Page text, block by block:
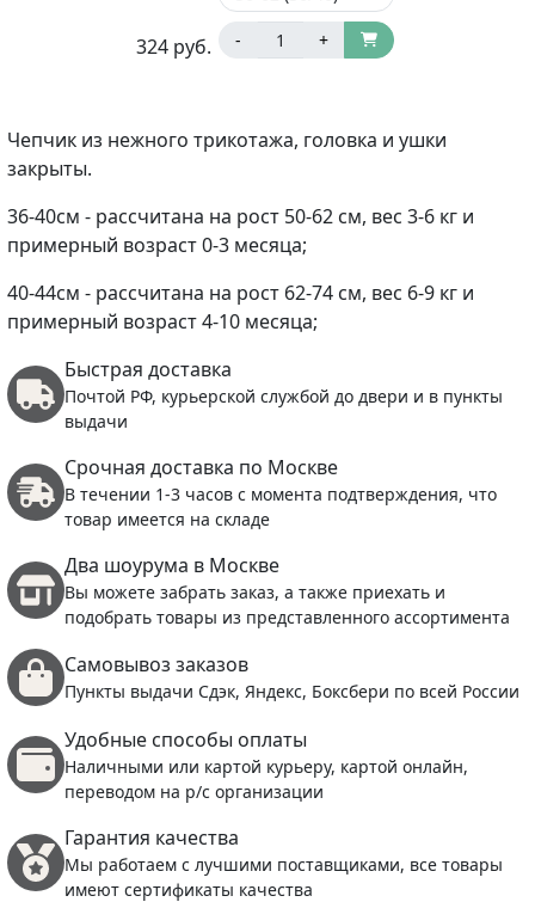
324 руб. - +
Чепчик из нежного трикотажа, головка и ушки
закрыты.
36-40см - рассчитана на рост 50-62 см, вес 3-6 кг и
примерный возраст 0-3 месяца;
40-44см - рассчитана на рост 62-74 см, вес 6-9 кг и
примерный возраст 4-10 месяца;
Быстрая доставка
Почтой РФ, курьерской службой до двери и в пункты
выдачи
Срочная доставка по Москве
В течении 1-3 часов с момента подтверждения, что
товар имеется на складе
Два шоурума в Москве
Вы можете забрать заказ, а также приехать и
подобрать товары из представленного ассортимента
Самовывоз заказов
Пункты выдачи Сдэк, Яндекс, Боксбери по всей России
Удобные способы оплаты
Наличными или картой курьеру, картой онлайн,
переводом на р/с организации
Гарантия качества
Мы работаем с лучшими поставщиками, все товары
имеют сертификаты качества